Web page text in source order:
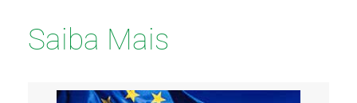
Saiba Mais